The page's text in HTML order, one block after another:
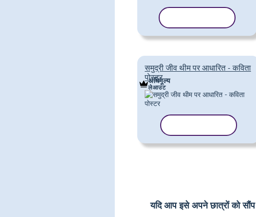
समुद्री जीव थीम पर आधारित - कविता
पोस्टर
अधिमूल्य
लेआउट
यदि आप इसे अपने छात्रों को